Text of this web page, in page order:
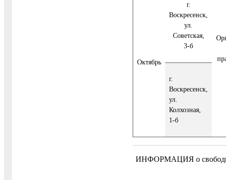
Октябрь
г.
Воскресенск,
ул.
Советская,
3-б
г.
Воскресенск,
ул.
Колхозная,
1-б
ИНФОРМАЦИЯ о свободных